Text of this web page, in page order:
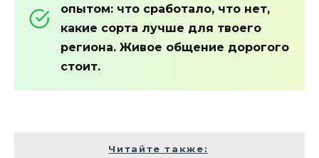
опытом: что сработало, что нет,
какие сорта лучше для твоего
региона. Живое общение дорогого
стоит.
Читайте также: